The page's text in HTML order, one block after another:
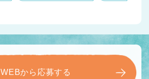
WEBから応募する